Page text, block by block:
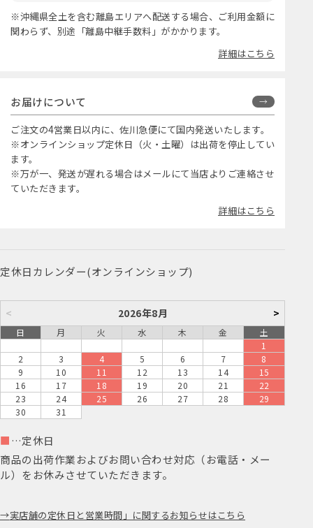
※沖縄県全土を含む離島エリアへ配送する場合、ご利用金額に
関わらず、別途「離島中継手数料」がかかります。
詳細はこちら
お届けについて
ご注文の4営業日以内に、佐川急便にて国内発送いたします。
※オンラインショップ定休日（火・土曜）は出荷を停止してい
ます。
※万が一、発送が遅れる場合はメールにて当店よりご連絡させ
ていただきます。
詳細はこちら
定休日カレンダー(オンラインショップ)
< 2026年8月 >
日 月 火 水 木 金
土
1
2
3 4 5 6 7
8
9
10 11 12 13 14
15
16
17 18 19 20 21
22
23
24 25 26 27 28
29
30
31
■ …定休日
商品の出荷作業およびお問い合わせ対応（お電話・メー
ル）をお休みさせていただきます。
実店舗の定休日と営業時間」に関するお知らせはこちら